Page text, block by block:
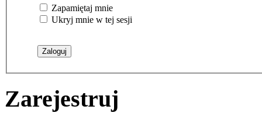
Zapamiętaj mnie
Ukryj mnie w tej sesji
Zarejestruj